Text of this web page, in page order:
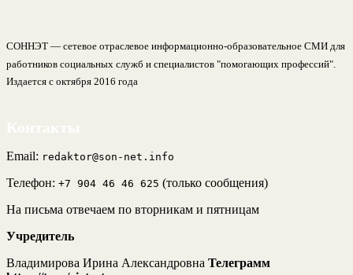
СОННЭТ — сетевое отраслевое информационно-образовательное СМИ для
работников социальных служб и специалистов "помогающих профессий".
Издается с октября 2016 года
Email: redaktor@son-net.info
Телефон: +7 904 46 46 625 (только сообщения)
На письма отвечаем по вторникам и пятницам
Учредитель
Владимирова Ирина Александровна Телеграмм